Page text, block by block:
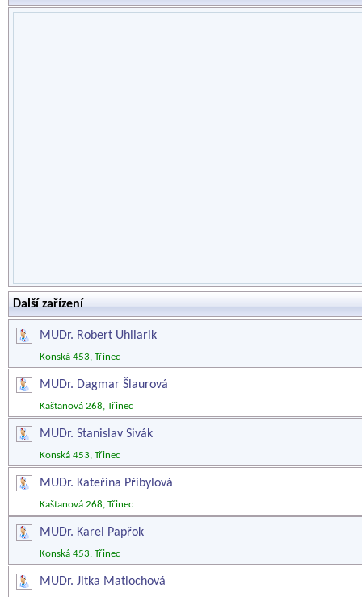
Další zařízení
MUDr. Robert Uhliarik
Konská 453, Třinec
MUDr. Dagmar Šlaurová
Kaštanová 268, Třinec
MUDr. Stanislav Sivák
Konská 453, Třinec
MUDr. Kateřina Přibylová
Kaštanová 268, Třinec
MUDr. Karel Papřok
Konská 453, Třinec
MUDr. Jitka Matlochová